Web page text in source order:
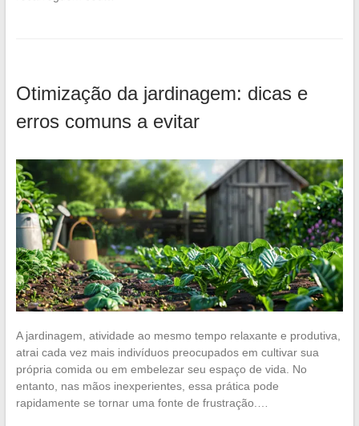
Otimização da jardinagem: dicas e
erros comuns a evitar
A jardinagem, atividade ao mesmo tempo relaxante e produtiva,
atrai cada vez mais indivíduos preocupados em cultivar sua
própria comida ou em embelezar seu espaço de vida. No
entanto, nas mãos inexperientes, essa prática pode
rapidamente se tornar uma fonte de frustração.…